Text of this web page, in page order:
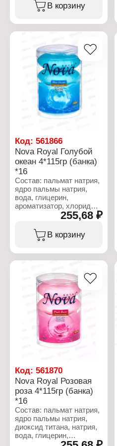
натрия, диоксид титана,
Buttyrospermum Parkii,
тетранатрий ЭДТА,
этидроновая кислота, Cl
19140, Cl 61570,
амилциннамаль,
бензилсалицилат,
бутилфенилметилпропиональ,
цитраль, цитронеллол,
кумарин,
гексилциннамаль,
гидроксиизогексил 3-
циклогексенкарбоксальдегид,
Характеристики:
Бренд: Royal
Серия: NOVA
Линейка: Gold
Тип товара: Туалетное
мыло
Название: "Lilac Super"
Вес: 140 г
В корзину
Код: 561866
Nova Royal Голубой
океан 4*115гр (банка)
*16
Состав: пальмат натрия,
ядро пальмы натрия,
вода, глицерин,
ароматизатор, хлорид
натрия, сульфат
лаурилового эфира
натрия, диоксид титана,
тетранатрий ЭДТА,
Характеристики:
Бренд: Royal
Серия: NOVA
Тип товара:
Косметическое мыло
Название: "Blue Ocean"
Количество: 4 шт
Вес: 4х115 г
255,68 ₽
В корзину
Код: 561870
Nova Royal Розовая
роза 4*115гр (банка)
*16
Состав: пальмат натрия,
ядро пальмы натрия,
диоксид титана, натрия,
вода, глицерин,
ароматизатор хлорид